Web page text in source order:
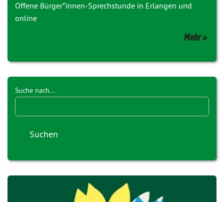
Offene Bürger*innen-Sprechstunde in Erlangen und
online
Mehr
Suche nach...